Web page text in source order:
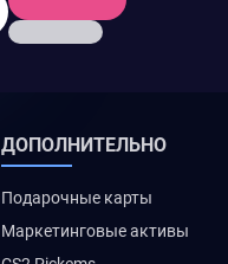
ДОПОЛНИТЕЛЬНО
Подарочные карты
Маркетинговые активы